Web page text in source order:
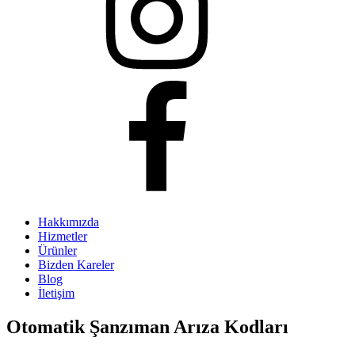
Hakkımızda
Hizmetler
Ürünler
Bizden Kareler
Blog
İletişim
Otomatik Şanzıman Arıza Kodları